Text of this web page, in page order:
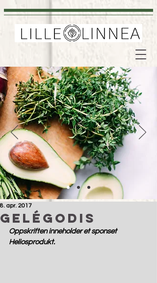
Gelégodis
8. apr. 2017
Oppskriften inneholder et sponset
Heliosprodukt.